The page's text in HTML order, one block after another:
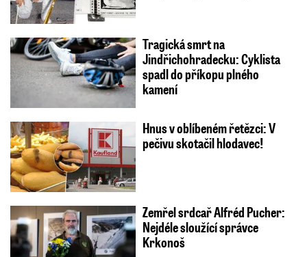
Tragická smrt na
Jindřichohradecku: Cyklista
spadl do příkopu plného
kamení
Hnus v oblíbeném řetězci: V
pečivu skotačil hlodavec!
Zemřel srdcař Alfréd Pucher:
Nejdéle sloužící správce
Krkonoš